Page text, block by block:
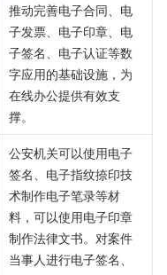
推动完善电子合同、电
子发票、电子印章、电
子签名、电子认证等数
字应用的基础设施，为
在线办公提供有效支
撑。
公安机关可以使用电子
签名、电子指纹捺印技
术制作电子笔录等材
料，可以使用电子印章
制作法律文书。对案件
当事人进行电子签名、